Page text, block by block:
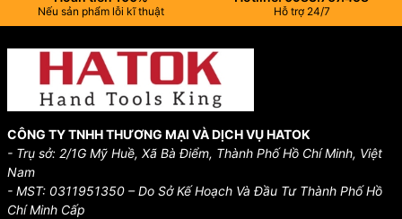
Nếu sản phẩm lỗi kĩ thuật Hỗ trợ 24/7
CÔNG TY TNHH THƯƠNG MẠI VÀ DỊCH VỤ HATOK
- Trụ sở: 2/1G Mỹ Huề, Xã Bà Điểm, Thành Phố Hồ Chí Minh, Việt
Nam
- MST: 0311951350 – Do Sở Kế Hoạch Và Đầu Tư Thành Phố Hồ
Chí Minh Cấp